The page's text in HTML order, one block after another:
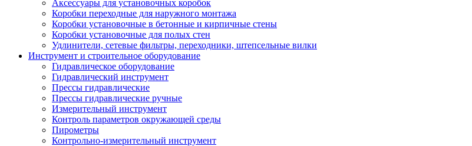
Аксессуары для установочных коробок
Коробки переходные для наружного монтажа
Коробки установочные в бетонные и кирпичные стены
Коробки установочные для полых стен
Удлинители, сетевые фильтры, переходники, штепсельные вилки
Инструмент и строительное оборудование
Гидравлическое оборудование
Гидравлический инструмент
Прессы гидравлические
Прессы гидравлические ручные
Измерительный инструмент
Контроль параметров окружающей среды
Пирометры
Контрольно-измерительный инструмент